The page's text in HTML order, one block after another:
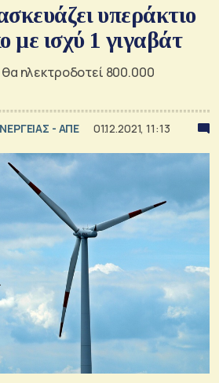
υπεράκτιο
με ισχύ 1 γιγαβάτ
ηλεκτροδοτεί 800.000
- ΑΠΕ 01.12.2021, 11:13